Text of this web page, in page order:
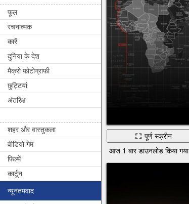
फूल
रचनात्मक
कारें
दुनिया के देश
मैक्रो फोटोग्राफी
छुट्टियां
अंतरिक्ष
शहर और वास्तुकला
वीडियो गेम
फिल्में
कार्टून
न्यूनतमवाद
पूर्ण स्क्रीन
आज 1 बार डाउनलोड किया गया